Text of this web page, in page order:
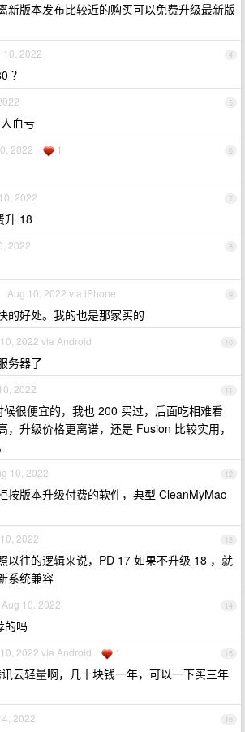
新版本发布比较近的购买可以免费升级最新版
4
10, 2022
？
5
血亏
6
2022 1
7
2022
升 18
8
2022
9
Aug 10, 2022 via iPhone
的好处。我的也是那家买的
10
2022 via Android
务器了
11
2022
候很便宜的，我也 200 买过，后面吃相难看
，升级价格更离谱，还是 Fusion 比较实用，
12
10, 2022
按版本升级付费的软件，典型 CleanMyMac
13
2022
以往的逻辑来说，PD 17 如果不升级 18 ，就
系统兼容
14
Aug 10, 2022
的吗
15
2022 via Android 1
云轻量啊，几十块钱一年，可以一下买三年
16
2022